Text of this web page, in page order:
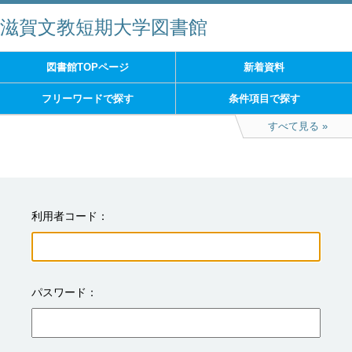
滋賀文教短期大学図書館
図書館TOPページ 新着資料
フリーワードで探す 条件項目で探す
すべて見る
利用者コード
パスワード